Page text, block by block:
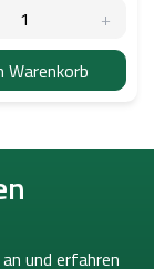
Warenkorb
und erfahren